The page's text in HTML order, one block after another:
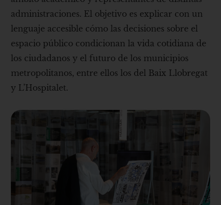
administraciones. El objetivo es explicar con un
lenguaje accesible cómo las decisiones sobre el
espacio público condicionan la vida cotidiana de
los ciudadanos y el futuro de los municipios
metropolitanos, entre ellos los del Baix Llobregat
y L’Hospitalet.